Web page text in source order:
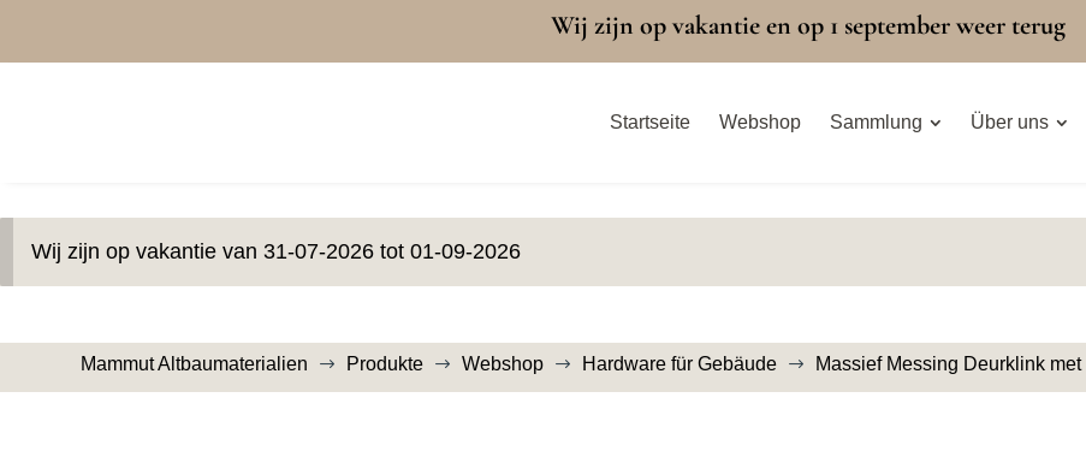
Wij zijn op vakantie en op 1 september weer terug
Startseite Webshop Sammlung Über uns
Wij zijn op vakantie van 31-07-2026 tot 01-09-2026
Mammut Altbaumaterialien $ Produkte $ Webshop $ Hardware für Gebäude $ Massief Messing Deurklink